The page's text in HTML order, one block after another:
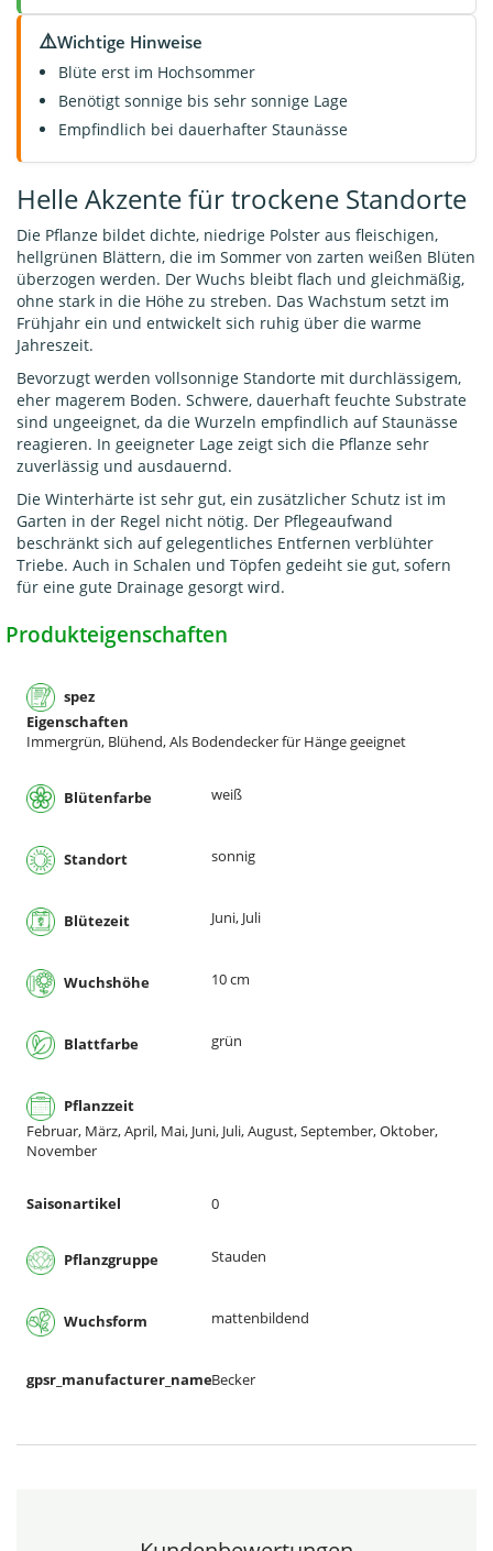
⚠️Wichtige Hinweise
Blüte erst im Hochsommer
Benötigt sonnige bis sehr sonnige Lage
Empfindlich bei dauerhafter Staunässe
Helle Akzente für trockene Standorte
Die Pflanze bildet dichte, niedrige Polster aus fleischigen,
hellgrünen Blättern, die im Sommer von zarten weißen Blüten
überzogen werden. Der Wuchs bleibt flach und gleichmäßig,
ohne stark in die Höhe zu streben. Das Wachstum setzt im
Frühjahr ein und entwickelt sich ruhig über die warme
Jahreszeit.
Bevorzugt werden vollsonnige Standorte mit durchlässigem,
eher magerem Boden. Schwere, dauerhaft feuchte Substrate
sind ungeeignet, da die Wurzeln empfindlich auf Staunässe
reagieren. In geeigneter Lage zeigt sich die Pflanze sehr
zuverlässig und ausdauernd.
Die Winterhärte ist sehr gut, ein zusätzlicher Schutz ist im
Garten in der Regel nicht nötig. Der Pflegeaufwand
beschränkt sich auf gelegentliches Entfernen verblühter
Triebe. Auch in Schalen und Töpfen gedeiht sie gut, sofern
für eine gute Drainage gesorgt wird.
Produkteigenschaften
spez
Eigenschaften
Immergrün, Blühend, Als Bodendecker für Hänge geeignet
Blütenfarbe weiß
Standort sonnig
Blütezeit Juni, Juli
Wuchshöhe 10 cm
Blattfarbe grün
Pflanzzeit
Februar, März, April, Mai, Juni, Juli, August, September, Oktober,
November
Saisonartikel 0
Pflanzgruppe Stauden
Wuchsform mattenbildend
gpsr_manufacturer_nameBecker